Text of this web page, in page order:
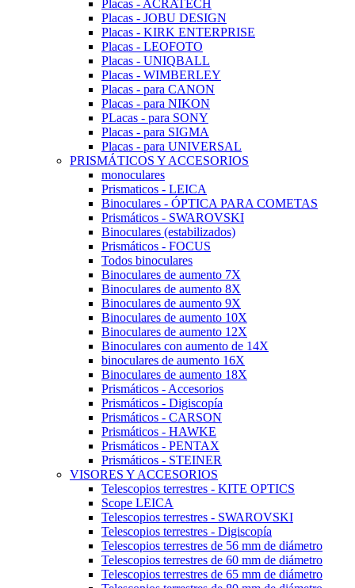
Placas - ACRATECH
Placas - JOBU DESIGN
Placas - KIRK ENTERPRISE
Placas - LEOFOTO
Placas - UNIQBALL
Placas - WIMBERLEY
Placas - para CANON
Placas - para NIKON
PLacas - para SONY
Placas - para SIGMA
Placas - para UNIVERSAL
PRISMÁTICOS Y ACCESORIOS
monoculares
Prismaticos - LEICA
Binoculares - ÓPTICA PARA COMETAS
Prismáticos - SWAROVSKI
Binoculares (estabilizados)
Prismáticos - FOCUS
Todos binoculares
Binoculares de aumento 7X
Binoculares de aumento 8X
Binoculares de aumento 9X
Binoculares de aumento 10X
Binoculares de aumento 12X
Binoculares con aumento de 14X
binoculares de aumento 16X
Binoculares de aumento 18X
Prismáticos - Accesorios
Prismáticos - Digiscopía
Prismáticos - CARSON
Prismáticos - HAWKE
Prismáticos - PENTAX
Prismáticos - STEINER
VISORES Y ACCESORIOS
Telescopios terrestres - KITE OPTICS
Scope LEICA
Telescopios terrestres - SWAROVSKI
Telescopios terrestres - Digiscopía
Telescopios terrestres de 56 mm de diámetro
Telescopios terrestres de 60 mm de diámetro
Telescopios terrestres de 65 mm de diámetro